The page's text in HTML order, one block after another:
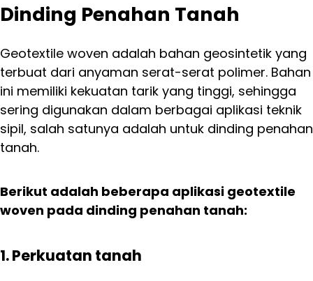
Dinding Penahan Tanah
Geotextile woven adalah bahan geosintetik yang
terbuat dari anyaman serat-serat polimer. Bahan
ini memiliki kekuatan tarik yang tinggi, sehingga
sering digunakan dalam berbagai aplikasi teknik
sipil, salah satunya adalah untuk dinding penahan
tanah.
Berikut adalah beberapa aplikasi geotextile
woven pada dinding penahan tanah:
1. Perkuatan tanah